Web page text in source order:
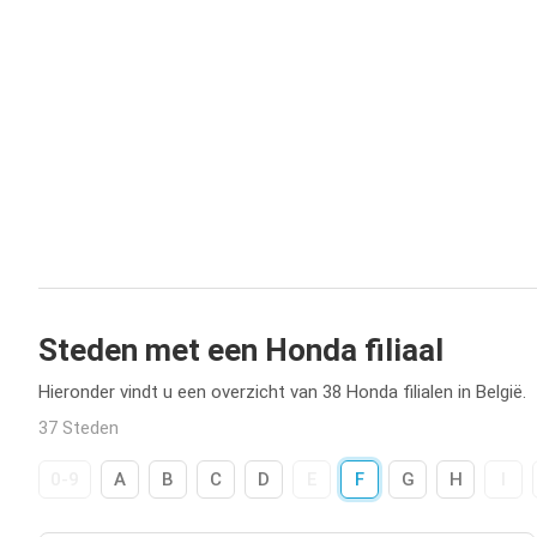
Steden met een Honda filiaal
Hieronder vindt u een overzicht van 38 Honda filialen in België.
37 Steden
A B C D F G H